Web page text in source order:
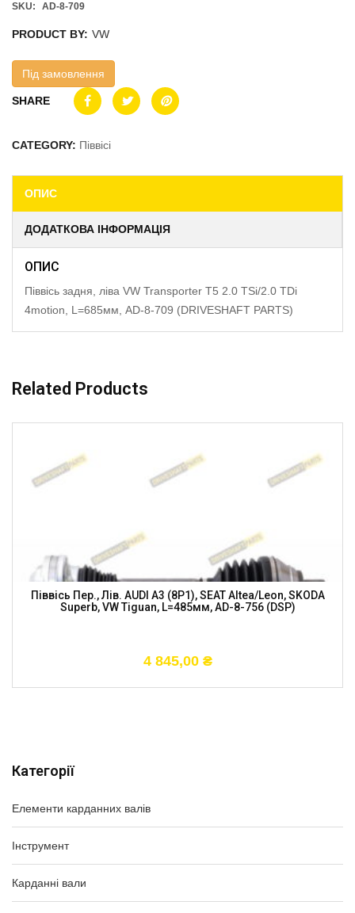
Категорії
Елементи карданних валів
Інструмент
Карданні вали
SKU: AD-8-709
PRODUCT BY: VW
Під замовлення
SHARE
CATEGORY: Піввісі
ОПИС
ДОДАТКОВА ІНФОРМАЦІЯ
ОПИС
Піввісь задня, ліва VW Transporter T5 2.0 TSi/2.0 TDi
4motion, L=685мм, AD-8-709 (DRIVESHAFT PARTS)
Related Products
Піввісь Пер., Лів. AUDI A3 (8P1), SEAT Altea/Leon, SKODA
Superb, VW Tiguan, L=485мм, AD-8-756 (DSP)
4 845,00 ₴